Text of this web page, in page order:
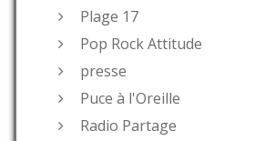
Plage 17
Pop Rock Attitude
presse
Puce à l'Oreille
Radio Partage